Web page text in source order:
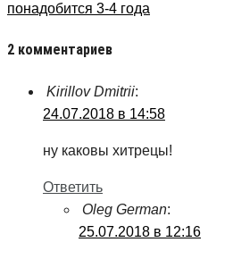
понадобится 3-4 года
2 комментариев
Kirillov Dmitrii:
24.07.2018 в 14:58
ну каковы хитрецы!
Ответить
Oleg German:
25.07.2018 в 12:16